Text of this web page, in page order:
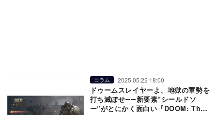
コラム 2025.05.22 18:00
ドゥームスレイヤーよ、地獄の軍勢を
打ち滅ぼせ――新要素“シールドソ
ー”がとにかく面白い『DOOM: The